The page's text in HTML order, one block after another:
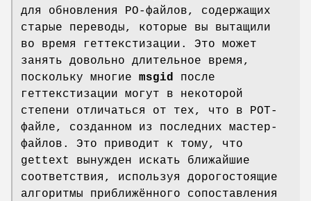
для обновления PO-файлов, содержащих
старые переводы, которые вы вытащили
во время геттекстизации. Это может
занять довольно длительное время,
поскольку многие msgid после
геттекстизации могут в некоторой
степени отличаться от тех, что в POT-
файле, созданном из последних мастер-
файлов. Это приводит к тому, что
gettext вынужден искать ближайшие
соответствия, используя дорогостоящие
алгоритмы приближённого сопоставления